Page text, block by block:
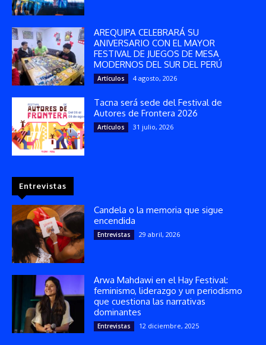
AREQUIPA CELEBRARÁ SU
ANIVERSARIO CON EL MAYOR
FESTIVAL DE JUEGOS DE MESA
MODERNOS DEL SUR DEL PERÚ
Artículos 4 agosto, 2026
Tacna será sede del Festival de
Autores de Frontera 2026
Artículos 31 julio, 2026
Entrevistas
Candela o la memoria que sigue
encendida
Entrevistas 29 abril, 2026
Arwa Mahdawi en el Hay Festival:
feminismo, liderazgo y un periodismo
que cuestiona las narrativas
dominantes
Entrevistas 12 diciembre, 2025